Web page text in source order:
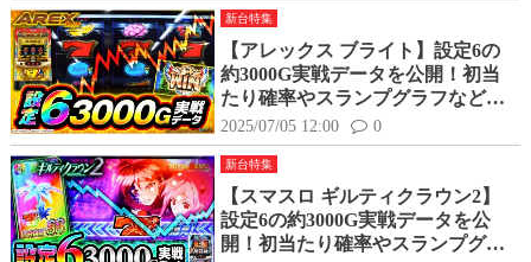
新台特集
【アレックス ブライト】設定6の
約3000G実戦データを公開！初当
たり確率やスランプグラフなど高
設定の挙動はどんな感じ？
2025/07/05 12:00 0
新台特集
【スマスロ ギルティクラウン2】
設定6の約3000G実戦データを公
開！初当たり確率やスランプグラ